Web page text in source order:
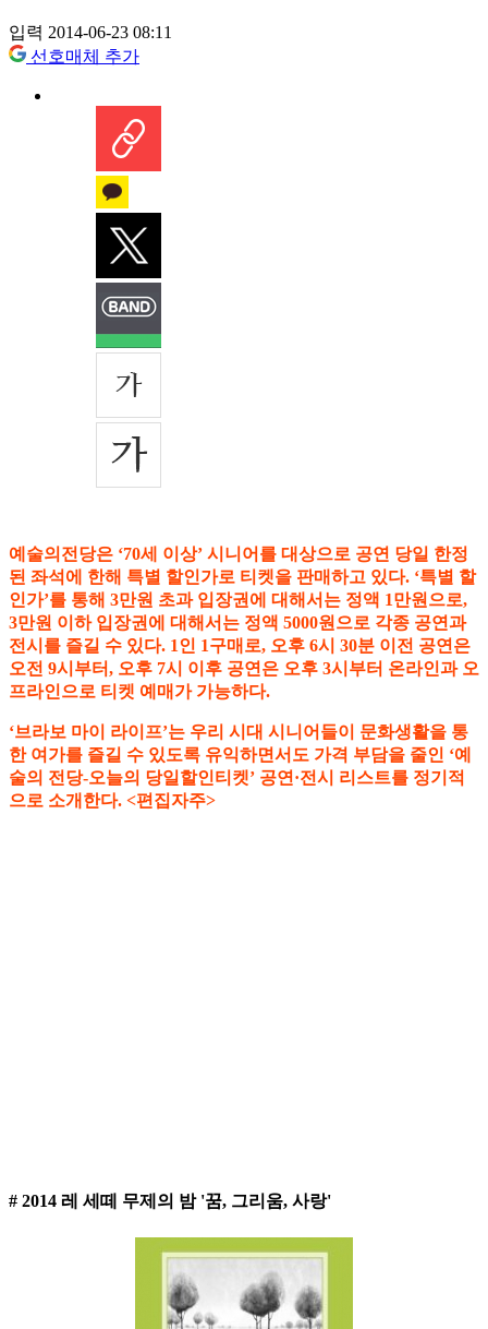
입력 2014-06-23 08:11
선호매체 추가
예술의전당은 ‘70세 이상’ 시니어를 대상으로 공연 당일 한정
된 좌석에 한해 특별 할인가로 티켓을 판매하고 있다. ‘특별 할
인가’를 통해 3만원 초과 입장권에 대해서는 정액 1만원으로,
3만원 이하 입장권에 대해서는 정액 5000원으로 각종 공연과
전시를 즐길 수 있다. 1인 1구매로, 오후 6시 30분 이전 공연은
오전 9시부터, 오후 7시 이후 공연은 오후 3시부터 온라인과 오
프라인으로 티켓 예매가 가능하다.
‘브라보 마이 라이프’는 우리 시대 시니어들이 문화생활을 통
한 여가를 즐길 수 있도록 유익하면서도 가격 부담을 줄인 ‘예
술의 전당-오늘의 당일할인티켓’ 공연·전시 리스트를 정기적
으로 소개한다. <편집자주>
# 2014 레 세떼 무제의 밤 '꿈, 그리움, 사랑'